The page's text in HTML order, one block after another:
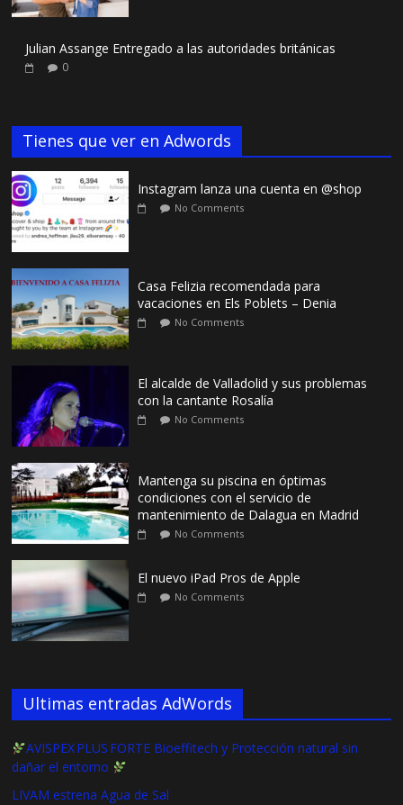
Julian Assange Entregado a las autoridades británicas
0
Tienes que ver en Adwords
Instagram lanza una cuenta en @shop
No Comments
Casa Felizia recomendada para
vacaciones en Els Poblets – Denia
No Comments
El alcalde de Valladolid y sus problemas
con la cantante Rosalía
No Comments
Mantenga su piscina en óptimas
condiciones con el servicio de
mantenimiento de Dalagua en Madrid
No Comments
El nuevo iPad Pros de Apple
No Comments
Ultimas entradas AdWords
AVISPEX PLUS FORTE Bioeffitech y Protección natural sin
dañar el entorno
LIVAM estrena Agua de Sal